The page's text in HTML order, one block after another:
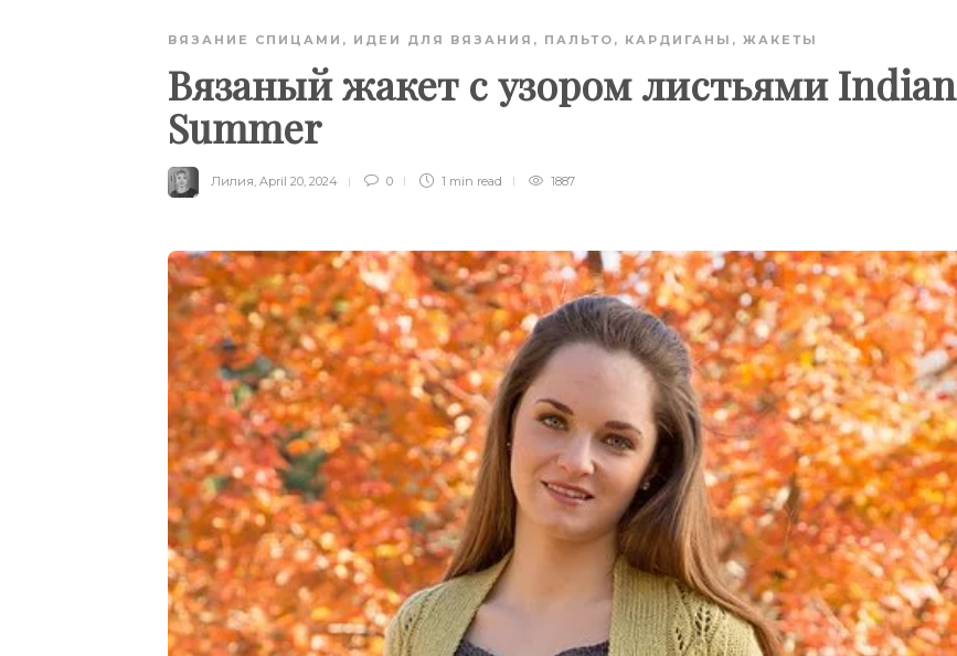
ВЯЗАНИЕ СПИЦАМИ , ИДЕИ ДЛЯ ВЯЗАНИЯ , ПАЛЬТО, КАРДИГАНЫ, ЖАКЕТЫ
Вязаный жакет с узором листьями Indian
Summer
Лилия, April 20, 2024 0 1 min read 1887